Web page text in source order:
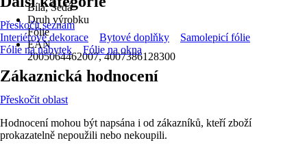
Bílá, Šedá
Druh výrobku
Fólie
EAN
2005064462007, 4007386128300
Přeskočit seznam
Interiérové dekorace
Bytové doplňky
Samolepicí fólie
Fólie na nábytek
Fólie na okna
Zákaznická hodnocení
Přeskočit oblast
Hodnocení mohou být napsána i od zákazníků, kteří zboží
prokazatelně nepoužili nebo nekoupili.